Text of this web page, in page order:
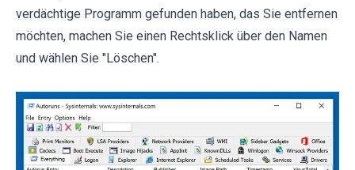
verdächtige Programm gefunden haben, das Sie entfernen
möchten, machen Sie einen Rechtsklick über den Namen
und wählen Sie "Löschen".